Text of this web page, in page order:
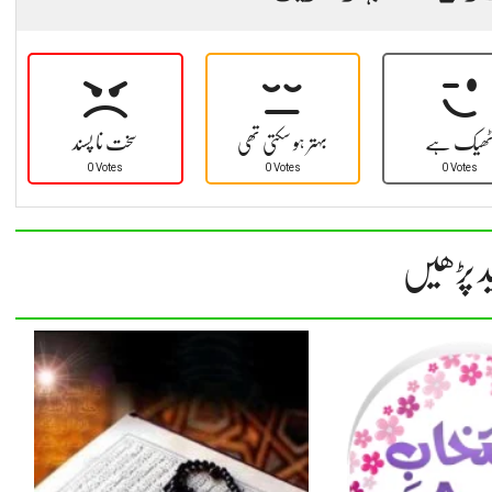
سخت نا پسند
0 Votes
بہتر ہو سکتی تھی
0 Votes
ہے
0 Votes
پڑھیں